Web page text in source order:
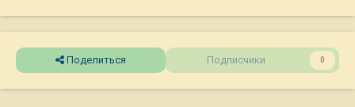
Поделиться Подписчики 0